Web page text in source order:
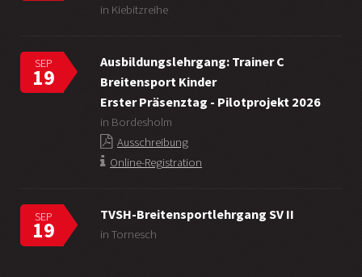
in Kiebitzreihe
SEP
19
Ausbildungslehrgang: Trainer C
Breitensport Kinder
Erster Präsenztag - Pilotprojekt 2026
in Bordesholm
Ausschreibung
Online-Registration
SEP
19
TVSH-Breitensportlehrgang SV II
in Tornesch